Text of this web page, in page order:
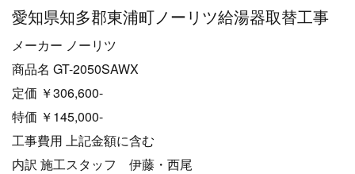
愛知県知多郡東浦町ノーリツ給湯器取替工事
メーカー ノーリツ
商品名 GT-2050SAWX
定価 ￥306,600-
特価 ￥145,000-
工事費用 上記金額に含む
内訳 施工スタッフ 伊藤・西尾